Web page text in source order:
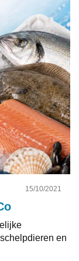
15/10/2021
en